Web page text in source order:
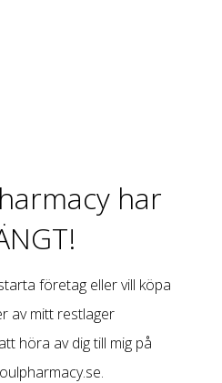
har
företag eller vill köpa
av mitt restlager
höra av dig till mig på
.